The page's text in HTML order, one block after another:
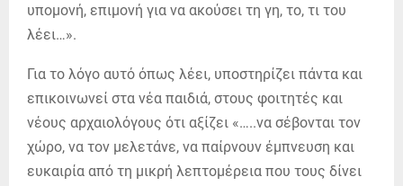
υπομονή, επιμονή για να ακούσει τη γη, το, τι του
λέει…».
Για το λόγο αυτό όπως λέει, υποστηρίζει πάντα και
επικοινωνεί στα νέα παιδιά, στους φοιτητές και
νέους αρχαιολόγους ότι αξίζει «…..να σέβονται τον
χώρο, να τον μελετάνε, να παίρνουν έμπνευση και
ευκαιρία από τη μικρή λεπτομέρεια που τους δίνει